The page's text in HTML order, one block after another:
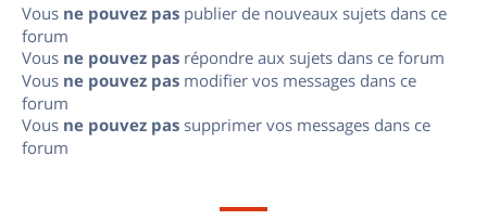
Vous ne pouvez pas publier de nouveaux sujets dans ce
forum
Vous ne pouvez pas répondre aux sujets dans ce forum
Vous ne pouvez pas modifier vos messages dans ce
forum
Vous ne pouvez pas supprimer vos messages dans ce
forum